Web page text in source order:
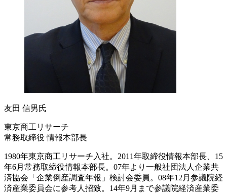
友田 信男氏
東京商工リサーチ
常務取締役 情報本部長
1980年東京商工リサーチ入社。2011年取締役情報本部長、15
年6月常務取締役情報本部長。07年より一般社団法人企業共
済協会「企業倒産調査年報」検討会委員。08年12月参議院経
済産業委員会に参考人招致。14年9月まで参議院経済産業委